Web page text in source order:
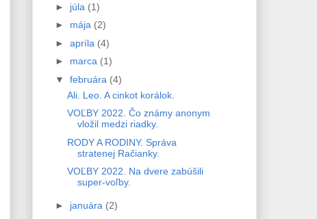
► júla (1)
► mája (2)
► apríla (4)
► marca (1)
▼ februára (4)
Ali. Leo. A cinkot korálok.
VOĽBY 2022. Čo známy anonym
vložil medzi riadky.
RODY A RODINY. Správa
stratenej Račianky.
VOĽBY 2022. Na dvere zabúšili
super-voľby.
► januára (2)